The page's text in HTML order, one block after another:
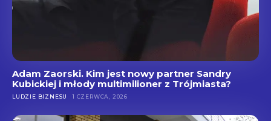
Adam Zaorski. Kim jest nowy partner Sandry
Kubickiej i młody multimilioner z Trójmiasta?
LUDZIE BIZNESU 1 CZERWCA, 2026